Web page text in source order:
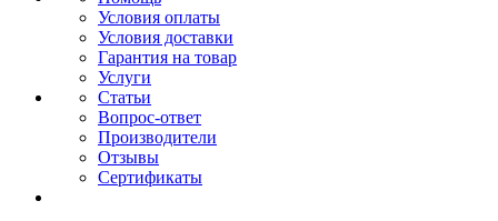
Условия оплаты
Условия доставки
Гарантия на товар
Услуги
Статьи
Вопрос-ответ
Производители
Отзывы
Сертификаты